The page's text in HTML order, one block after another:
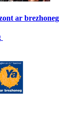
ar brezhoneg